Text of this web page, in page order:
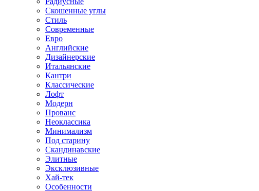
Скошенные углы
Стиль
Современные
Евро
Английские
Дизайнерские
Итальянские
Кантри
Классические
Лофт
Модерн
Прованс
Неоклассика
Минимализм
Под старину
Скандинавские
Элитные
Эксклюзивные
Хай-тек
Особенности